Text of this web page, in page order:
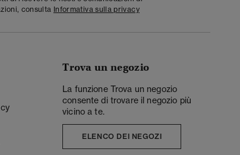
consulta Informativa sulla privacy
Trova un negozio
La funzione Trova un negozio
consente di trovare il negozio più
vicino a te.
ELENCO DEI NEGOZI